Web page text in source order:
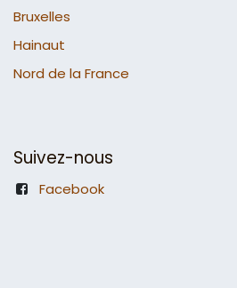
Bruxelles
Hainaut
Nord de la France
Suivez-nous
Facebook